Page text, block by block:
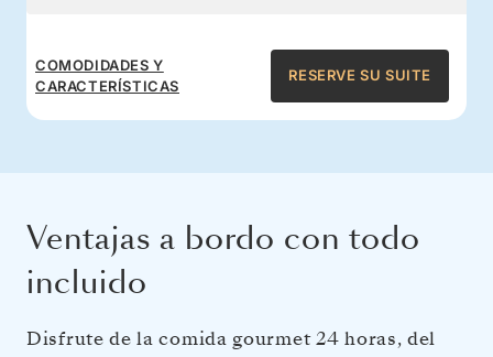
COMODIDADES Y
CARACTERÍSTICAS
RESERVE SU SUITE
Ventajas a bordo con todo
incluido
Disfrute de la comida gourmet 24 horas, del